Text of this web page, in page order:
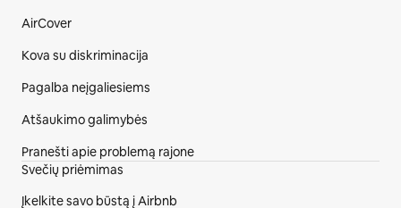
AirCover
Kova su diskriminacija
Pagalba neįgaliesiems
Atšaukimo galimybės
Pranešti apie problemą rajone
Svečių priėmimas
Įkelkite savo būstą į Airbnb